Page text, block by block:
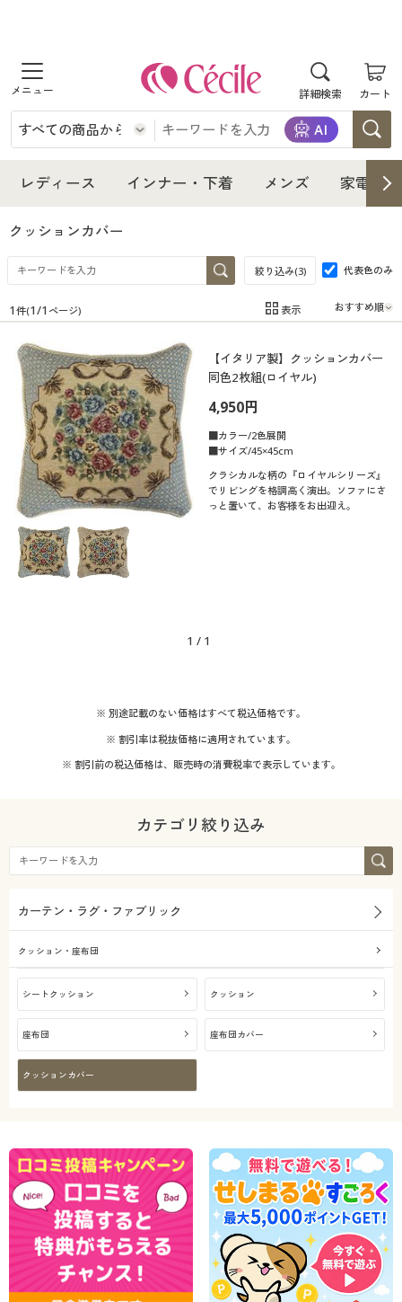
詳細検索 カート
商品を探す
レディース
レディースファッション
女性下着
インナー・下着
インナー・下着通販すべて
女性下着
メンズ下着
ジュニア・ティーンズ下着
メンズ
メンズ通販すべて
メンズファッション
メンズ下着
家電・雑貨
家電・雑貨すべて
家電
キッチン・雑貨・日用品
寝具・インテリア・家具
寝具・インテリア・家具通販すべて
家具・収納
寝具・ベッド
カーテン・ラグ・ファブリック
美容・健康
美容・健康通販すべて
美容・健康・サプリメント
制服・スクール
制服・スクールすべて
制服・学生服
ジュニア・ティーンズ下着
大きいサイズ
大きいサイズ通販すべて
大きいサイズ レディース服
バーゲン
バーゲンセール
詳細検索
カタログ・チラシからのご注文
デジタルカタログ
会員メニュー
閲覧履歴
お気に入り
サポート
ご利用ガイド
レディース インナー・下着 メンズ 家電・
クッションカバー
絞り込み(3) 代表色のみ
在庫 在庫のある商品のみ表示
カテゴリ
カラー
価格
1 件(1/1 ページ) 表示
【イタリア製】クッションカバー
同色2枚組(ロイヤル)
4,950円
■カラー/2色展開
■サイズ/45×45cm
クラシカルな柄の『ロイヤルシリーズ』
でリビングを格調高く演出。ソファにさ
っと置いて、お客様をお出迎え。
1 / 1
※ 別途記載のない価格はすべて税込価格です。
※ 割引率は税抜価格に適用されています。
※ 割引前の税込価格は、販売時の消費税率で表示しています。
カテゴリ絞り込み
カーテン・ラグ・ファブリック
クッション・座布団
シートクッション クッション
座布団 座布団カバー
クッションカバー